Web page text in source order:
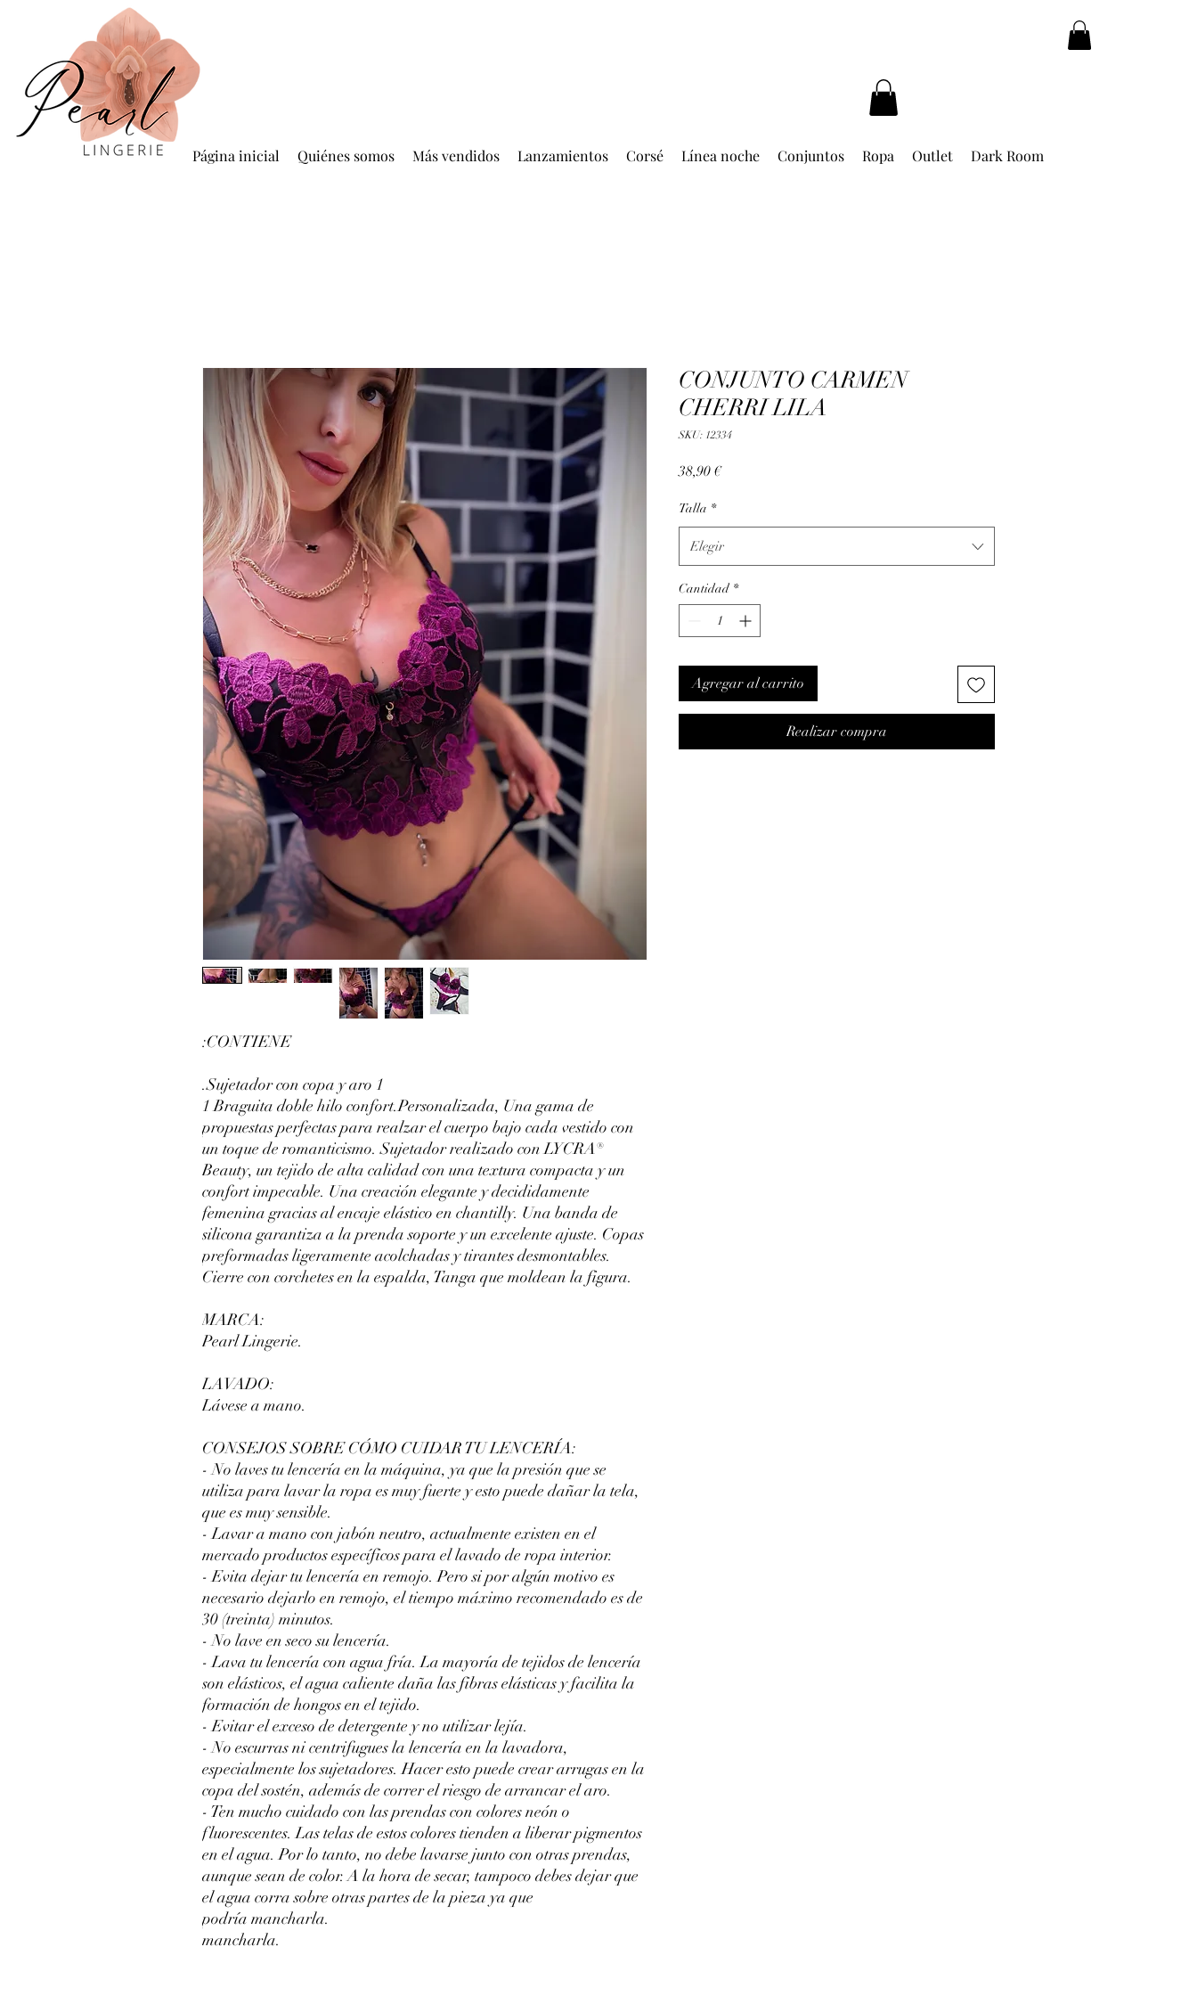
Página inicial Quiénes somos Más vendidos Lanzamientos Corsé Línea noche Conjuntos Ropa Outlet Dark Room
CONTIENE:
1 Sujetador con copa y aro.
1 Braguita doble hilo confort.Personalizada, Una gama de
propuestas perfectas para realzar el cuerpo bajo cada vestido con
un toque de romanticismo. Sujetador realizado con LYCRA®
Beauty, un tejido de alta calidad con una textura compacta y un
confort impecable. Una creación elegante y decididamente
femenina gracias al encaje elástico en chantilly. Una banda de
silicona garantiza a la prenda soporte y un excelente ajuste. Copas
preformadas ligeramente acolchadas y tirantes desmontables.
Cierre con corchetes en la espalda, Tanga que moldean la figura.
MARCA:
Pearl Lingerie.
LAVADO:
Lávese a mano.
CONSEJOS SOBRE CÓMO CUIDAR TU LENCERÍA:
- No laves tu lencería en la máquina, ya que la presión que se
utiliza para lavar la ropa es muy fuerte y esto puede dañar la tela,
que es muy sensible.
- Lavar a mano con jabón neutro, actualmente existen en el
mercado productos específicos para el lavado de ropa interior.
- Evita dejar tu lencería en remojo. Pero si por algún motivo es
necesario dejarlo en remojo, el tiempo máximo recomendado es de
30 (treinta) minutos.
- No lave en seco su lencería.
- Lava tu lencería con agua fría. La mayoría de tejidos de lencería
son elásticos, el agua caliente daña las fibras elásticas y facilita la
formación de hongos en el tejido.
- Evitar el exceso de detergente y no utilizar lejía.
- No escurras ni centrifugues la lencería en la lavadora,
especialmente los sujetadores. Hacer esto puede crear arrugas en la
copa del sostén, además de correr el riesgo de arrancar el aro.
- Ten mucho cuidado con las prendas con colores neón o
fluorescentes. Las telas de estos colores tienden a liberar pigmentos
en el agua. Por lo tanto, no debe lavarse junto con otras prendas,
aunque sean de color. A la hora de secar, tampoco debes dejar que
el agua corra sobre otras partes de la pieza ya que
podría mancharla.
mancharla.
CONJUNTO CARMEN
CHERRI LILA
SKU: 12334
38,90 €Precio
Talla *
Elegir
Cantidad *
Agregar al carrito
Realizar compra